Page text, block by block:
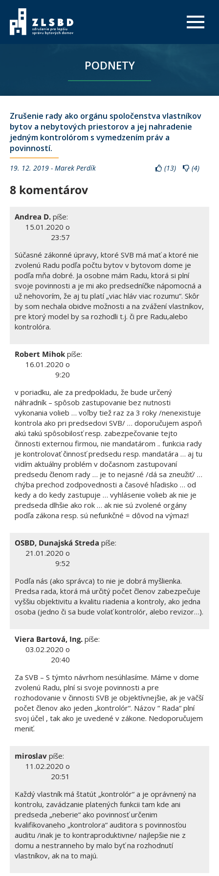
PODNETY
Zrušenie rady ako orgánu spoločenstva vlastníkov
bytov a nebytových priestorov a jej nahradenie
jedným kontrolórom s vymedzením práv a
povinností.
19. 12. 2019 - Marek Perdík (13) (4)
8 komentárov
Andrea D. píše:
15.01.2020 o
23:57
Súčasné zákonné úpravy, ktoré SVB má mať a ktoré nie
zvolenú Radu podľa počtu bytov v bytovom dome je
podľa mňa dobré. Ja osobne mám Radu, ktorá si plní
svoje povinnosti a je mi ako predsedníčke nápomocná a
už nehovorím, že aj tu platí „viac hláv viac rozumu“. Skôr
by som nechala obidve možnosti a na zvážení vlastníkov,
pre ktorý model by sa rozhodli t.j. či pre Radu,alebo
kontrolóra.
Robert Mihok píše:
16.01.2020 o
9:20
v poriadku, ale za predpokladu, že bude určený
náhradník – spôsob zastupovanie bez nutnosti
vykonania volieb … voľby tiež raz za 3 roky /nenexistuje
kontrola ako pri predsedovi SVB/ … doporučujem aspoň
akú takú spôsobilosť resp. zabezpečovanie tejto
činnosti externou firmou, nie mandatárom .. funkcia rady
je kontrolovať činnosť predsedu resp. mandatára … aj tu
vidím aktuálny problém v dočasnom zastupovaní
predsedu členom rady … je to nejasné /dá sa zneužiť/ …
chýba prechod zodpovednosti a časové hľadisko … od
kedy a do kedy zastupuje … vyhlásenie volieb ak nie je
predseda dlhšie ako rok … ak nie sú zvolené orgány
podľa zákona resp. sú nefunkčné = dôvod na výmaz!
OSBD, Dunajská Streda píše:
21.01.2020 o
9:52
Podľa nás (ako správca) to nie je dobrá myšlienka.
Predsa rada, ktorá má určitý počet členov zabezpečuje
vyššiu objektivitu a kvalitu riadenia a kontroly, ako jedna
osoba (jedno či sa bude volať kontrolór, alebo revizor…).
Viera Bartová, Ing. píše:
03.02.2020 o
20:40
Za SVB – S týmto návrhom nesúhlasíme. Máme v dome
zvolenú Radu, plní si svoje povinnosti a pre
rozhodovanie v činnosti SVB je objektívnejšie, ak je väčší
počet členov ako jeden „kontrolór“. Názov “ Rada“ plní
svoj účel , tak ako je uvedené v zákone. Nedoporučujem
meniť.
miroslav píše:
11.02.2020 o
20:51
Každý vlastník má štatút „kontrolór“ a je oprávnený na
kontrolu, zavádzanie platených funkcii tam kde ani
predseda „neberie“ ako povinnosť určenim
kvalifikovaneho „kontrolora“ auditora s povinnosťou
auditu /inak je to kontraproduktivne/ najlepšie nie z
domu a nestranneho by malo byť na rozhodnutí
vlastníkov, ak na to majú.